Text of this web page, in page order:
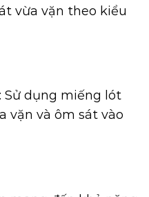
vừa vặn theo kiểu
Sử dụng miếng lót
vặn và ôm sát vào